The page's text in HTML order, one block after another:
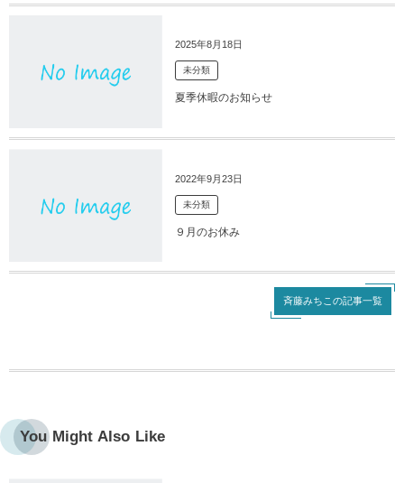
2025年8月18日
未分類
夏季休暇のお知らせ
2022年9月23日
未分類
９月のお休み
斉藤みちこの記事一覧
You Might Also Like